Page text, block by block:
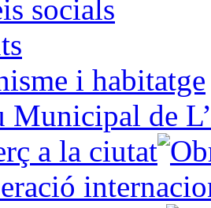
socials
i habitatge
de
a la ciutat